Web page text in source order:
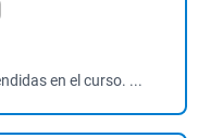
en el curso. ...